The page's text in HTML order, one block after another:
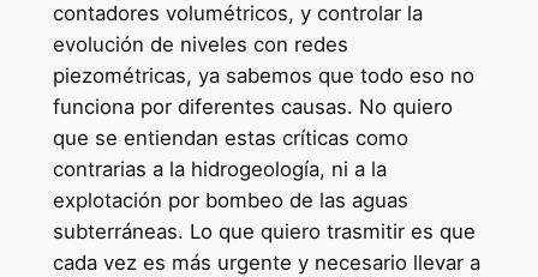
contadores volumétricos, y controlar la
evolución de niveles con redes
piezométricas, ya sabemos que todo eso no
funciona por diferentes causas. No quiero
que se entiendan estas críticas como
contrarias a la hidrogeología, ni a la
explotación por bombeo de las aguas
subterráneas. Lo que quiero trasmitir es que
cada vez es más urgente y necesario llevar a